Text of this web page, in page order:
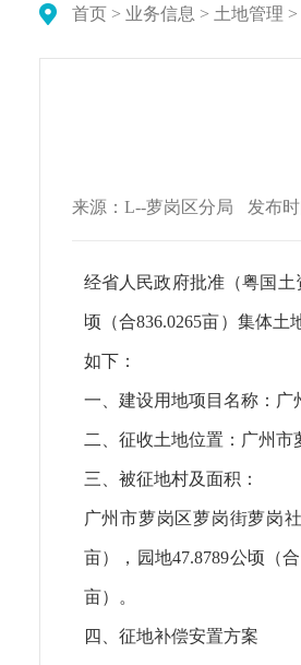
首页 > 业务信息 > 土地管理 >
来源：L--萝岗区分局 发布
经省人民政府批准（粤国土
顷（合836.0265亩）集体
如下：
一、建设用地项目名称：广
二、征收土地位置：广州
三、被征地村及面积：
广州市萝岗区萝岗街萝岗
亩），园地47.8789公顷（
亩）。
四、征地补偿安置方案